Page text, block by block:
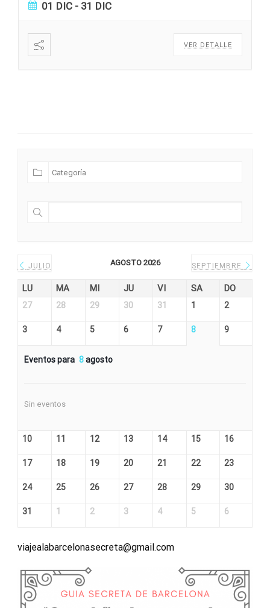
01 DIC - 31 DIC
VER DETALLE
JULIO AGOSTO 2026 SEPTIEMBRE
LU MA MI JU VI SA DO
27 28 29 30 31 1 2
3 4 5 6 7 8 9
Eventos para 8agosto
Sin eventos
10 11 12 13 14 15 16
17 18 19 20 21 22 23
24 25 26 27 28 29 30
31 1 2 3 4 5 6
viajealabarcelonasecreta@gmail.com